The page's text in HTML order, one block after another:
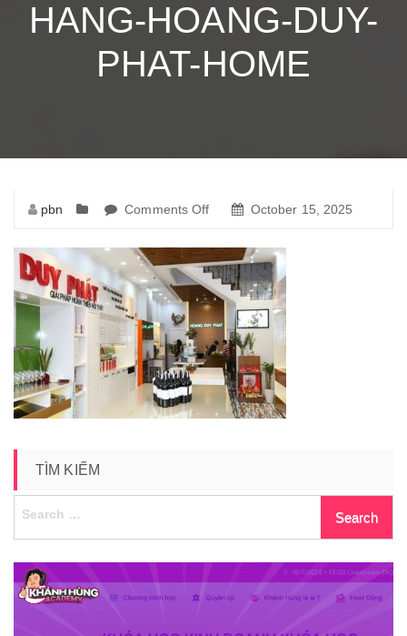
HANG-HOANG-DUY-
PHAT-HOME
pbn Comments Off
chinh-
hang-
hoang-
duy-
phat-
home
October 15, 2025
TÌM KIẾM
Search